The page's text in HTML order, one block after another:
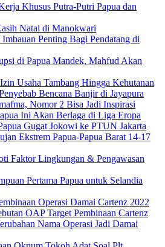
Khusus Putra-Putri Papua dan
Natal di Manokwari
Penting Bagi Pendatang di
di Papua Mandek, Mahfud Akan
Usaha Tambang Hingga Kehutanan
Bencana Banjir di Jayapura
Nomor 2 Bisa Jadi Inspirasi
Ini Akan Berlaga di Liga Eropa
Gugat Jokowi ke PTUN Jakarta
Ekstrem Papua-Papua Barat 14-17
Faktor Lingkungan & Pengawasan
Pertama Papua untuk Selandia
Operasi Damai Cartenz 2022
OAP Target Pembinaan Cartenz
Nama Operasi Jadi Damai